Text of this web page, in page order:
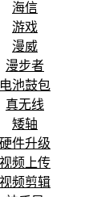
海信
游戏
漫威
漫步者
电池鼓包
真无线
矮轴
硬件升级
视频上传
视频剪辑